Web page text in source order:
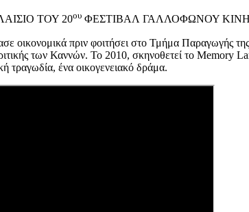
ΤΟΥ 20ου ΦΕΣΤΙΒΑΛ ΓΑΛΛΟΦΩΝΟΥ
οικονομικά πριν φοιτήσει στο Τμήμα Παραγωγής
των Καννών. Το 2010, σκηνοθετεί το Memory
τραγωδία, ένα οικογενειακό δράμα.